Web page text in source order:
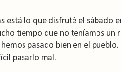
está lo que disfruté el sábado
tiempo que no teníamos un
pasado bien en el
pasarlo mal.